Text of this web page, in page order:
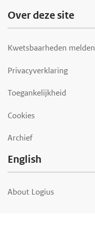
Over deze site
Kwetsbaarheden melden
Privacyverklaring
Toegankelijkheid
Cookies
Archief
English
About Logius